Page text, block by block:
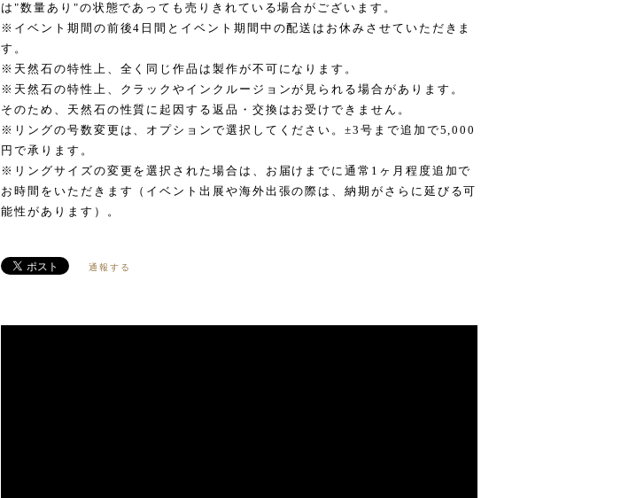
は"数量あり"の状態であっても売りきれている場合がございます。
※イベント期間の前後4日間とイベント期間中の配送はお休みさせていただきま
す。
※天然石の特性上、全く同じ作品は製作が不可になります。
※天然石の特性上、クラックやインクルージョンが見られる場合があります。
そのため、天然石の性質に起因する返品・交換はお受けできません。
※リングの号数変更は、オプションで選択してください。±3号まで追加で5,000
円で承ります。
※リングサイズの変更を選択された場合は、お届けまでに通常1ヶ月程度追加で
お時間をいただきます（イベント出展や海外出張の際は、納期がさらに延びる可
能性があります）。
通報する